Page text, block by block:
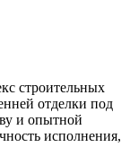
строительных
отделки под
и опытной
исполнения,